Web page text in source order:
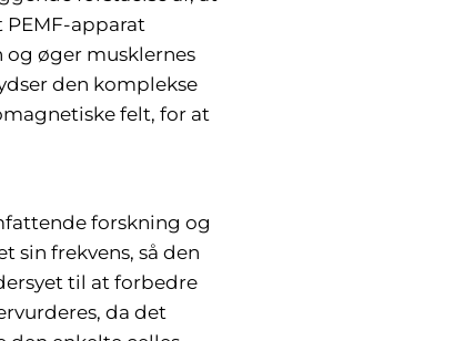
apparat
øger musklernes
den komplekse
felt, for at
forskning og
sin frekvens, så den
til at forbedre
da det